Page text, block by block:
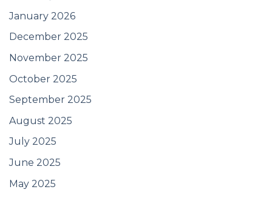
January 2026
December 2025
November 2025
October 2025
September 2025
August 2025
July 2025
June 2025
May 2025